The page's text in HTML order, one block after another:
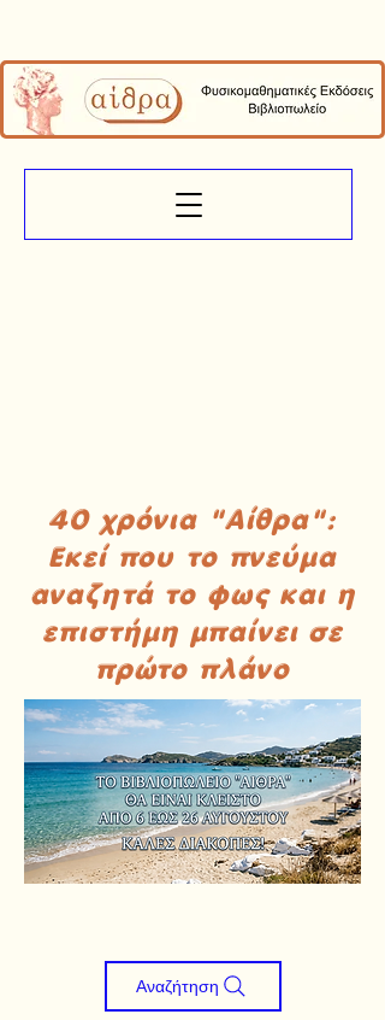
40 χρόνια "Αίθρα":
Εκεί που το πνεύμα
αναζητά το φως και η
επιστήμη μπαίνει σε
πρώτο πλάνο
Αναζήτηση